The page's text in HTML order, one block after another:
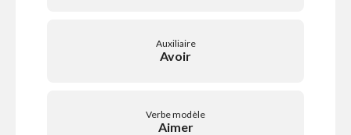
Auxiliaire
Avoir
Verbe modèle
Aimer